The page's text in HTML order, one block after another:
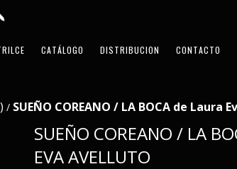
CATÁLOGO DISTRIBUCION CONTACTO
/ SUEÑO COREANO / LA BOCA de Laura
SUEÑO COREANO / LA
EVA AVELLUTO